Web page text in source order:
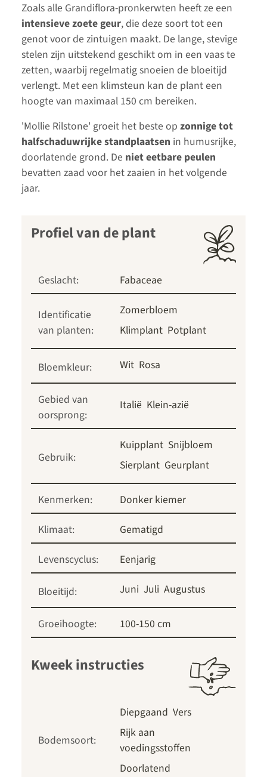
Zoals alle Grandiflora-pronkerwten heeft ze een
intensieve zoete geur, die deze soort tot een
genot voor de zintuigen maakt. De lange, stevige
stelen zijn uitstekend geschikt om in een vaas te
zetten, waarbij regelmatig snoeien de bloeitijd
verlengt. Met een klimsteun kan de plant een
hoogte van maximaal 150 cm bereiken.
'Mollie Rilstone' groeit het beste op zonnige tot
halfschaduwrijke standplaatsen in humusrijke,
doorlatende grond. De niet eetbare peulen
bevatten zaad voor het zaaien in het volgende
jaar.
Profiel van de plant
Geslacht: Fabaceae
Identificatie
van planten:
Zomerbloem
Klimplant Potplant
Bloemkleur: Wit Rosa
Gebied van
oorsprong:
Italië Klein-azië
Gebruik:
Kuipplant Snijbloem
Sierplant Geurplant
Kenmerken:
Donker kiemer
Klimaat:
Gematigd
Levenscyclus:
Eenjarig
Bloeitijd: Juni Juli Augustus
Groeihoogte: 100-150 cm
Kweek instructies
Bodemsoort:
Diepgaand Vers
Rijk aan
voedingsstoffen
Doorlatend